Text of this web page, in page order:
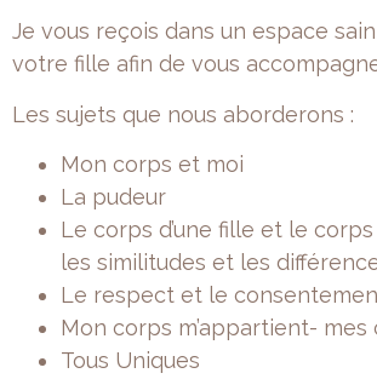
Je vous reçois dans un espace
votre fille afin de vous
Les sujets que nous aborderons :
Mon corps et moi
La pudeur
Le corps d’une fille et le corps
les similitudes et les
Le respect et le
Mon corps m’appartient- mes
Tous Uniques